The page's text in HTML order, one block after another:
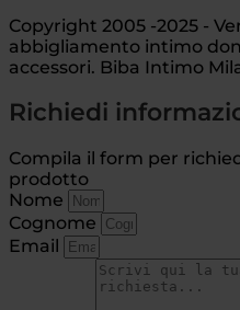
Copyright 2005 -2025 -
abbigliamento intimo
accessori. Biba Intimo
Richiedi
Compila il form per
prodotto
Nome
Cognome
Email